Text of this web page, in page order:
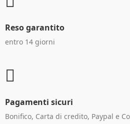
Reso garantito
entro 14 giorni
Pagamenti sicuri
Bonifico, Carta di credito, Paypal e